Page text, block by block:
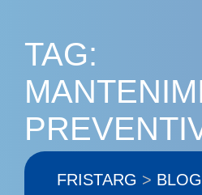
TAG:
FRISTARG >